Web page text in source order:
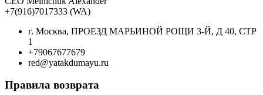
+7(916)7017333 (WA)
г. Москва, ПРОЕЗД МАРЬИНОЙ РОЩИ 3-Й, Д 40, СТР
1
+79067677679
red@yatakdumayu.ru
Правила возврата